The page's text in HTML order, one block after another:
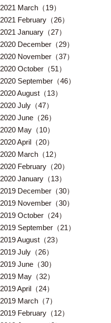
2021 March（19）
2021 February（26）
2021 January（27）
2020 December（29）
2020 November（37）
2020 October（51）
2020 September（46）
2020 August（13）
2020 July（47）
2020 June（26）
2020 May（10）
2020 April（20）
2020 March（12）
2020 February（20）
2020 January（13）
2019 December（30）
2019 November（30）
2019 October（24）
2019 September（21）
2019 August（23）
2019 July（26）
2019 June（30）
2019 May（32）
2019 April（24）
2019 March（7）
2019 February（12）